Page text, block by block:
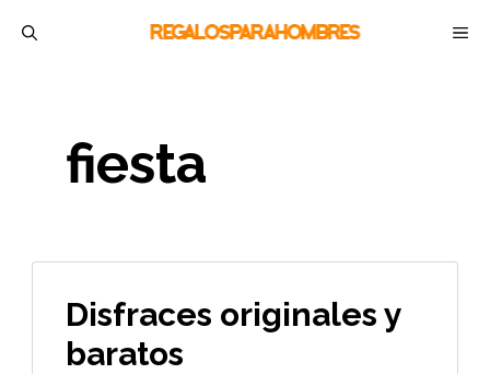
fiesta
Disfraces originales y
baratos